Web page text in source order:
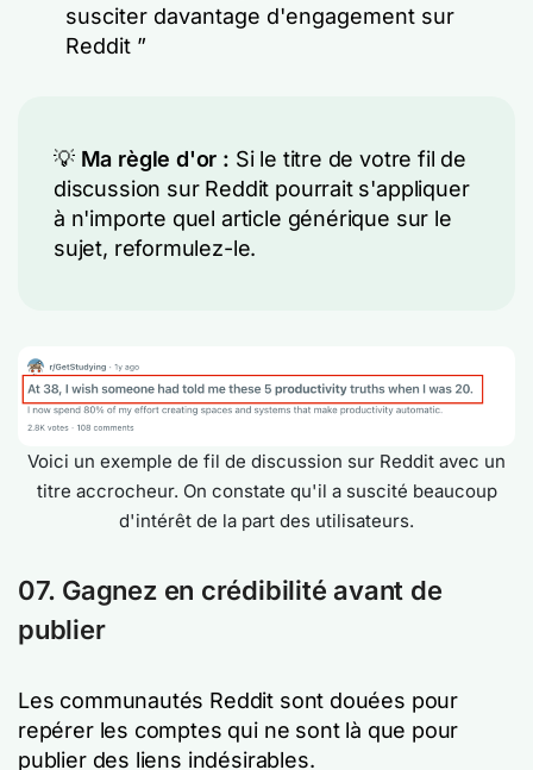
susciter davantage d'engagement sur
Reddit ”
💡 Ma règle d'or : Si le titre de votre fil de
discussion sur Reddit pourrait s'appliquer
à n'importe quel article générique sur le
sujet, reformulez-le.
Voici un exemple de fil de discussion sur Reddit avec un
titre accrocheur. On constate qu'il a suscité beaucoup
d'intérêt de la part des utilisateurs.
07. Gagnez en crédibilité avant de
publier
Les communautés Reddit sont douées pour
repérer les comptes qui ne sont là que pour
publier des liens indésirables.